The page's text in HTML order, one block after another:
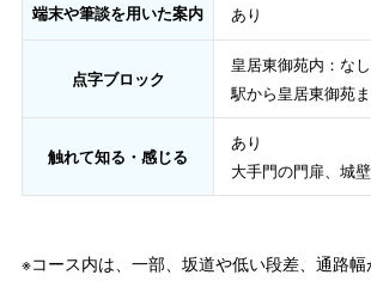
端末や筆談を用いた案内 あり
点字ブロック
皇居東御苑内：なし
駅から皇居東御苑
触れて知る・感じる
あり
大手門の門扉、城
※コース内は、一部、坂道や低い段差、通路幅